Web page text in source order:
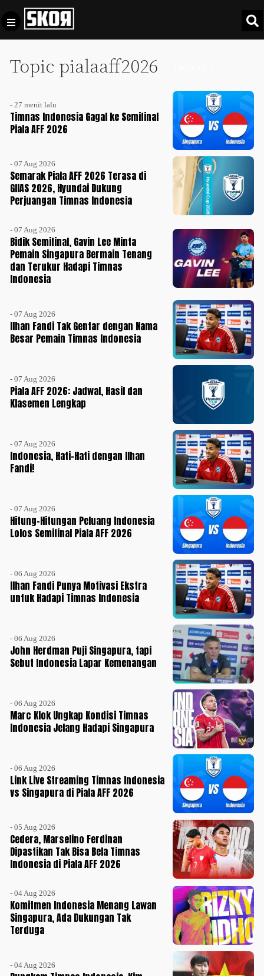
Topic pialaaff2026
- 27 menit lalu
Timnas Indonesia Gagal ke Semifinal
Piala AFF 2026
- 07 Aug 2026
Semarak Piala AFF 2026 Terasa di
GIIAS 2026, Hyundai Dukung
Perjuangan Timnas Indonesia
- 07 Aug 2026
Bidik Semifinal, Gavin Lee Minta
Pemain Singapura Bermain Tenang
dan Terukur Hadapi Timnas
Indonesia
- 07 Aug 2026
Ilhan Fandi Tak Gentar dengan Nama
Besar Pemain Timnas Indonesia
- 07 Aug 2026
Piala AFF 2026: Jadwal, Hasil dan
Klasemen Lengkap
- 07 Aug 2026
Indonesia, Hati-Hati dengan Ilhan
Fandi!
- 07 Aug 2026
Hitung-Hitungan Peluang Indonesia
Lolos Semifinal Piala AFF 2026
- 06 Aug 2026
Ilhan Fandi Punya Motivasi Ekstra
untuk Hadapi Timnas Indonesia
- 06 Aug 2026
John Herdman Puji Singapura, tapi
Sebut Indonesia Lapar Kemenangan
- 06 Aug 2026
Marc Klok Ungkap Kondisi Timnas
Indonesia Jelang Hadapi Singapura
- 06 Aug 2026
Link Live Streaming Timnas Indonesia
vs Singapura di Piala AFF 2026
- 05 Aug 2026
Cedera, Marselino Ferdinan
Dipastikan Tak Bisa Bela Timnas
Indonesia di Piala AFF 2026
- 04 Aug 2026
Komitmen Indonesia Menang Lawan
Singapura, Ada Dukungan Tak
Terduga
- 04 Aug 2026
Football +
Culture
Timnas
Indonesia
SPECIAL
Video
Privacy
Pedoman
Pemberitaan
Media
Disclaimer
Tentang